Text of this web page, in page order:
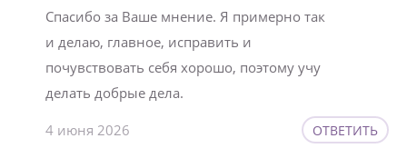
Спасибо за Ваше мнение. Я примерно так
и делаю, главное, исправить и
почувствовать себя хорошо, поэтому учу
делать добрые дела.
4 июня 2026 ОТВЕТИТЬ